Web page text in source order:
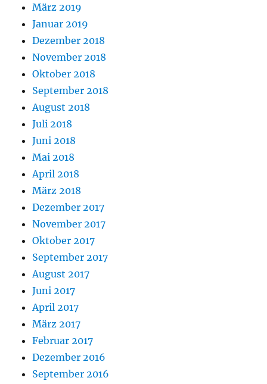
März 2019
Januar 2019
Dezember 2018
November 2018
Oktober 2018
September 2018
August 2018
Juli 2018
Juni 2018
Mai 2018
April 2018
März 2018
Dezember 2017
November 2017
Oktober 2017
September 2017
August 2017
Juni 2017
April 2017
März 2017
Februar 2017
Dezember 2016
September 2016